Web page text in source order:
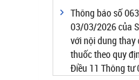
Thông báo số
03/03/2026 của
với nội dung thay
thuốc theo quy
Điều 11 Thông tư